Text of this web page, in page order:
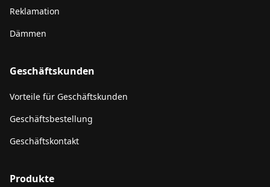
Reklamation
Dämmen
Geschäftskunden
Vorteile für Geschäftskunden
Geschäftsbestellung
Geschäftskontakt
Produkte